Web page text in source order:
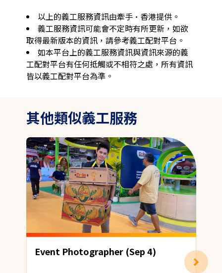
以上的義工服務資訊由牽手·香港提供。
義工服務資訊可能會不定時有所更新，如欲
取得最新版本的資訊，請參考義工配對平台。
如本平台上的義工服務資訊與資訊來源的義
工配對平台有任何抵觸或不相符之處，所有資訊
皆以義工配對平台為準。
其他類似義工服務
Event Photographer (Sep 4)